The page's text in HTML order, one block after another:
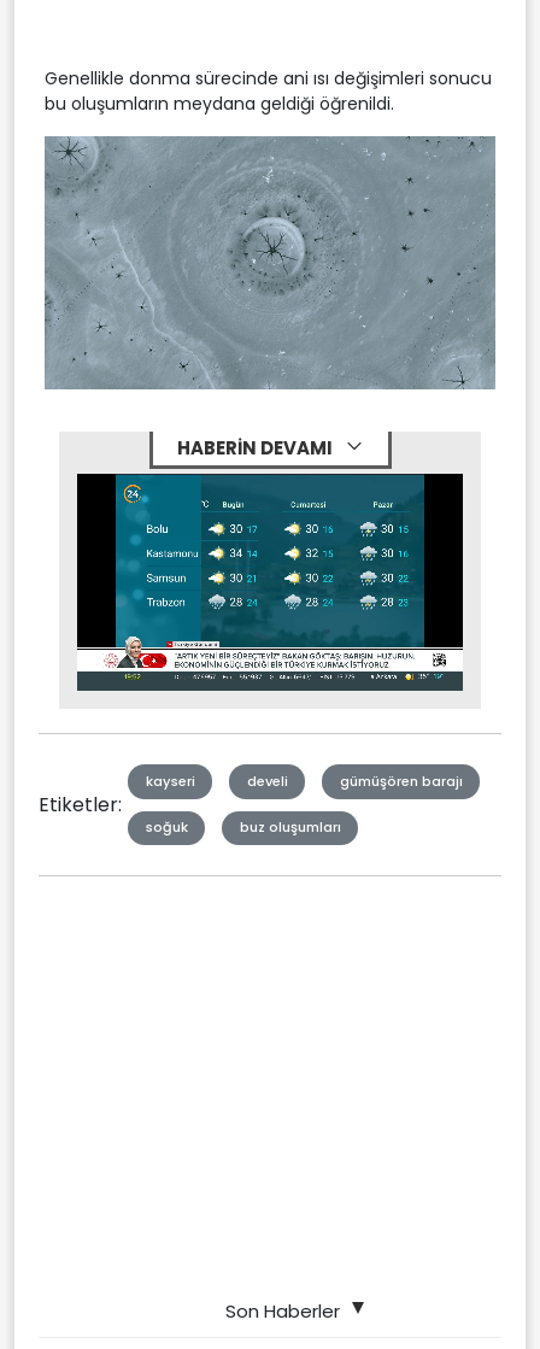
Genellikle donma sürecinde ani ısı değişimleri sonucu
bu oluşumların meydana geldiği öğrenildi.
HABERİN DEVAMI
Mute Stream
Etiketler:
kayseri develi gümüşören barajı
soğuk buz oluşumları
Son Haberler